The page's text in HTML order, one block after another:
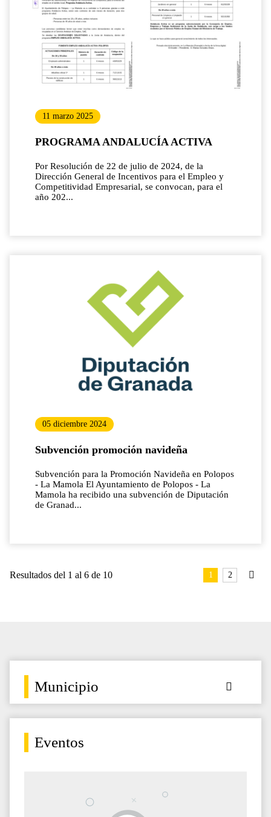
11 marzo 2025
PROGRAMA ANDALUCÍA ACTIVA
Por Resolución de 22 de julio de 2024, de la
Dirección General de Incentivos para el Empleo y
Competitividad Empresarial, se convocan, para el
año 202...
05 diciembre 2024
Subvención promoción navideña
Subvención para la Promoción Navideña en Polopos
- La Mamola El Ayuntamiento de Polopos - La
Mamola ha recibido una subvención de Diputación
de Granad...
Resultados del 1 al 6 de 10 1 2
Municipio
Eventos